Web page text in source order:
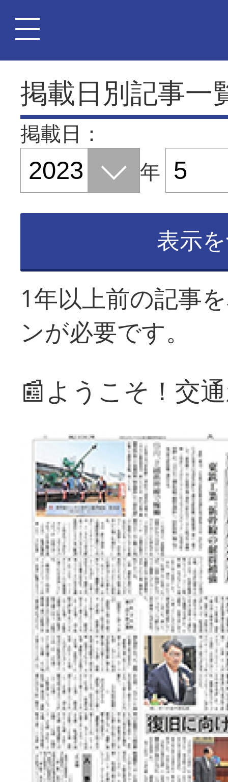
掲載日別記事一
掲載日：
年
表示
1年以上前の記事
ンが必要です。
📰ようこそ！交